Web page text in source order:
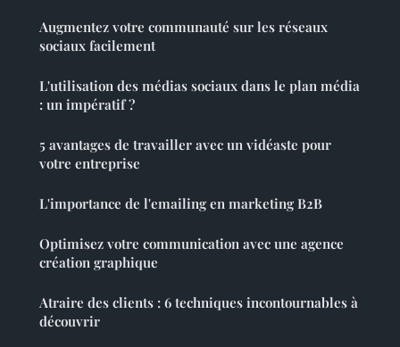
Augmentez votre communauté sur les réseaux
sociaux facilement
L'utilisation des médias sociaux dans le plan média
: un impératif ?
5 avantages de travailler avec un vidéaste pour
votre entreprise
L'importance de l'emailing en marketing B2B
Optimisez votre communication avec une agence
création graphique
Atraire des clients : 6 techniques incontournables à
découvrir